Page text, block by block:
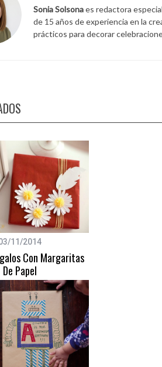
Sonia Solsonaes redactora
de 15 años de experiencia en la
prácticos para decorar
11/2014
Con Margaritas
De Papel